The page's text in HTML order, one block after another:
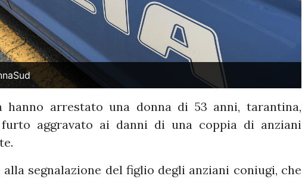
hanno arrestato una donna di 53 anni, tarantina,
aggravato ai danni di una coppia di anziani
alla segnalazione del figlio degli anziani coniugi, che